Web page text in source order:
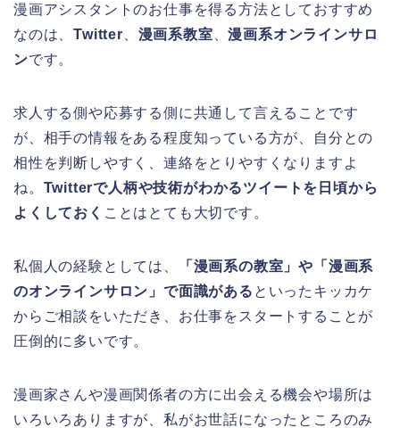
漫画アシスタントのお仕事を得る方法としておすすめ
なのは、Twitter 漫画系教室 、漫画系オンラインサロ
ンです。
求人する側や応募する側に共通して言えることです
が、相手の情報をある程度知っている方が、自分との
相性を判断しやすく、連絡をとりやすくなりますよ
ね。 Twitterで人柄や技術がわかるツイートを日頃から
よくしておく ことはとても大切です。
私個人の経験としては、
「漫画系の教室」や「漫画系
のオンラインサロン」で面識がある といったキッカケ
からご相談をいただき、お仕事をスタートすることが
圧倒的に多いです。
漫画家さんや漫画関係者の方に出会える機会や場所は
いろいろありますが、私がお世話になったところのみ